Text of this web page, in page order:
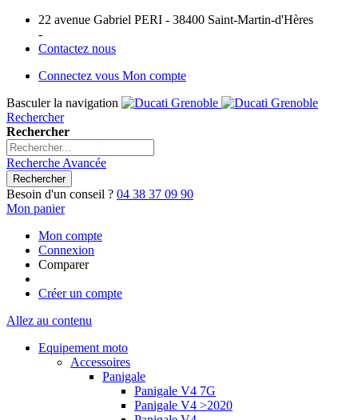
22 avenue Gabriel PERI - 38400 Saint-Martin-d'Hères
-
Contactez nous
Connectez vous Mon compte
Basculer la navigation
Rechercher
Rechercher
Recherche Avancée
Rechercher
Besoin d'un conseil ? 04 38 37 09 90
Mon panier
Mon compte
Connexion
Comparer
Créer un compte
Allez au contenu
Equipement moto
Accessoires
Panigale
Panigale V4 7G
Panigale V4 >2020